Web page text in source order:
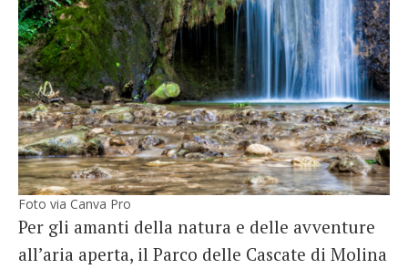
Foto via Canva Pro
Per gli amanti della natura e delle avventure
all’aria aperta, il Parco delle Cascate di Molina